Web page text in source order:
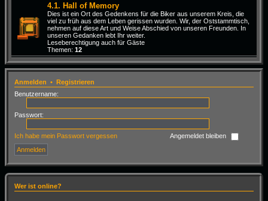
4.1. Hall of Memory
Dies ist ein Ort des Gedenkens für die Biker aus unserem Kreis, die
viel zu früh aus dem Leben gerissen wurden. Wir, der Oststammtisch,
nehmen auf diese Art und Weise Abschied von unseren Freunden. In
unseren Gedanken lebt Ihr weiter.
Leseberechtigung auch für Gäste
Themen: 12
Anmelden • Registrieren
Benutzername:
Passwort:
Ich habe mein Passwort vergessen Angemeldet bleiben
Wer ist online?